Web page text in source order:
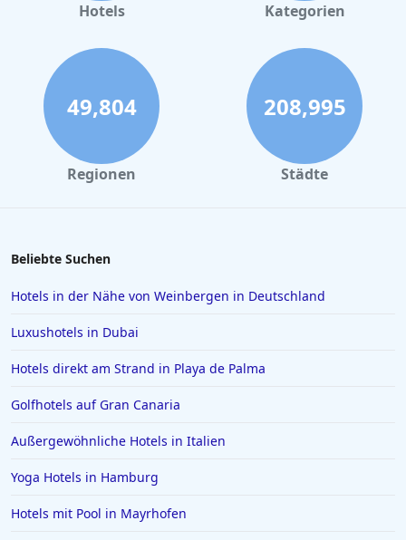
Hotels Kategorien
49,804
Regionen
208,995
Städte
Beliebte Suchen
Hotels in der Nähe von Weinbergen in Deutschland
Luxushotels in Dubai
Hotels direkt am Strand in Playa de Palma
Golfhotels auf Gran Canaria
Außergewöhnliche Hotels in Italien
Yoga Hotels in Hamburg
Hotels mit Pool in Mayrhofen